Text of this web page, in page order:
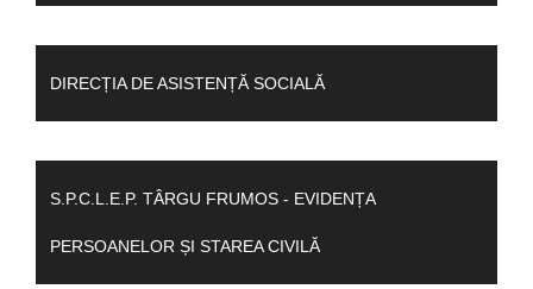
DIRECȚIA DE ASISTENȚĂ SOCIALĂ
S.P.C.L.E.P. TÂRGU FRUMOS - EVIDENȚA
PERSOANELOR ȘI STAREA CIVILĂ